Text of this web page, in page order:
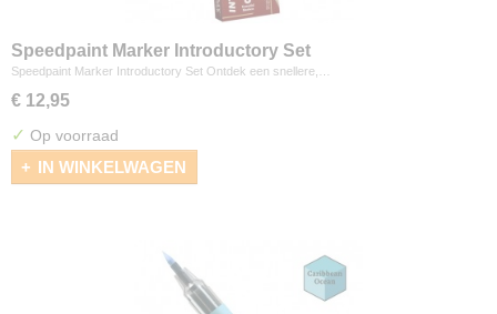
Speedpaint Marker Introductory Set
Speedpaint Marker Introductory Set Ontdek een snellere,…
€ 12,95
✓ Op voorraad
IN WINKELWAGEN